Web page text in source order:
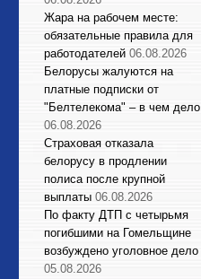
Жара на рабочем месте:
обязательные правила для
работодателей 06.08.2026
Белорусы жалуются на
платные подписки от
"Белтелекома" – в чем дело
06.08.2026
Страховая отказала
белорусу в продлении
полиса после крупной
выплаты 06.08.2026
По факту ДТП с четырьмя
погибшими на Гомельщине
возбуждено уголовное дело
05.08.2026